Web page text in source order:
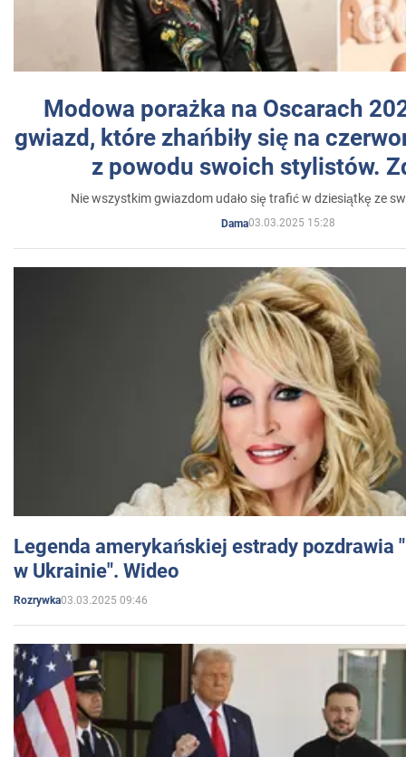
Modowa porażka na Oscarach
gwiazd, które zhańbiły się na
z powodu swoich stylistów.
Nie wszystkim gwiazdom udało się trafić w dziesiątkę ze
Dama03.03.2025 15:28
Legenda amerykańskiej estrady pozdrawia
w Ukrainie". Wideo
Rozrywka03.03.2025 09:46